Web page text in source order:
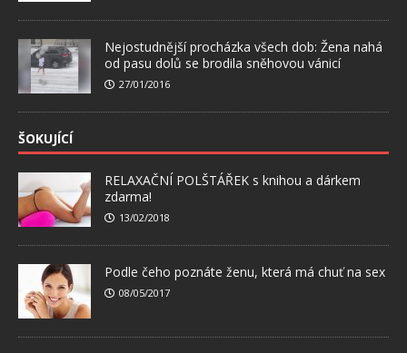
Nejostudnější procházka všech dob: Žena nahá
od pasu dolů se brodila sněhovou vánicí
27/01/2016
ŠOKUJÍCÍ
RELAXAČNÍ POLŠTÁŘEK s knihou a dárkem
zdarma!
13/02/2018
Podle čeho poznáte ženu, která má chuť na sex
08/05/2017